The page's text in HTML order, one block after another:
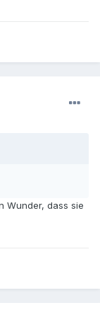
Wunder, dass sie